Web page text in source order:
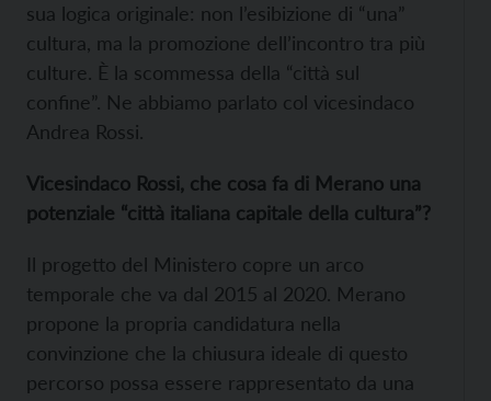
sua logica originale: non l’esibizione di “una”
cultura, ma la promozione dell’incontro tra più
culture. È la scommessa della “città sul
confine”. Ne abbiamo parlato col vicesindaco
Andrea Rossi.
Vicesindaco Rossi, che cosa fa di Merano una
potenziale “città italiana capitale della cultura”?
Il progetto del Ministero copre un arco
temporale che va dal 2015 al 2020. Merano
propone la propria candidatura nella
convinzione che la chiusura ideale di questo
percorso possa essere rappresentato da una